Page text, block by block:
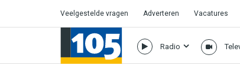
Veelgestelde vragen Adverteren Vacatures
Radio